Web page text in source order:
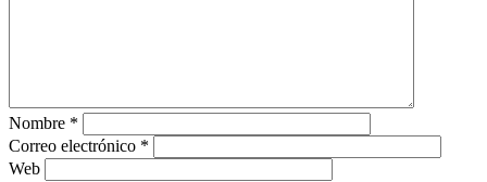
Nombre *
Correo electrónico *
Web